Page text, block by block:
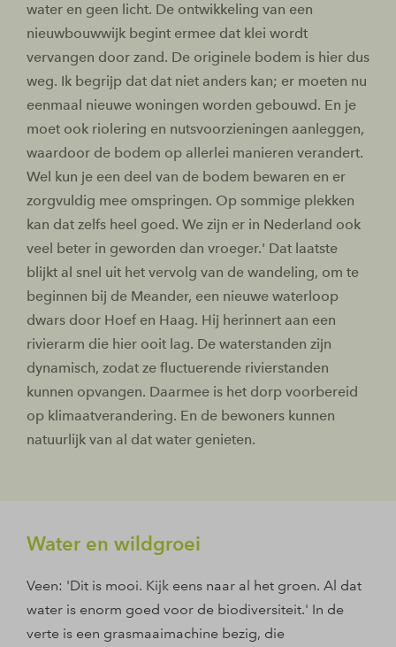
water en geen licht. De ontwikkeling van een
nieuwbouwwijk begint ermee dat klei wordt
vervangen door zand. De originele bodem is hier dus
weg. Ik begrijp dat dat niet anders kan; er moeten nu
eenmaal nieuwe woningen worden gebouwd. En je
moet ook riolering en nutsvoorzieningen aanleggen,
waardoor de bodem op allerlei manieren verandert.
Wel kun je een deel van de bodem bewaren en er
zorgvuldig mee omspringen. Op sommige plekken
kan dat zelfs heel goed. We zijn er in Nederland ook
veel beter in geworden dan vroeger.' Dat laatste
blijkt al snel uit het vervolg van de wandeling, om te
beginnen bij de Meander, een nieuwe waterloop
dwars door Hoef en Haag. Hij herinnert aan een
rivierarm die hier ooit lag. De waterstanden zijn
dynamisch, zodat ze fluctuerende rivierstanden
kunnen opvangen. Daarmee is het dorp voorbereid
op klimaatverandering. En de bewoners kunnen
natuurlijk van al dat water genieten.
Water en wildgroei
Veen: 'Dit is mooi. Kijk eens naar al het groen. Al dat
water is enorm goed voor de biodiversiteit.' In de
verte is een grasmaaimachine bezig, die